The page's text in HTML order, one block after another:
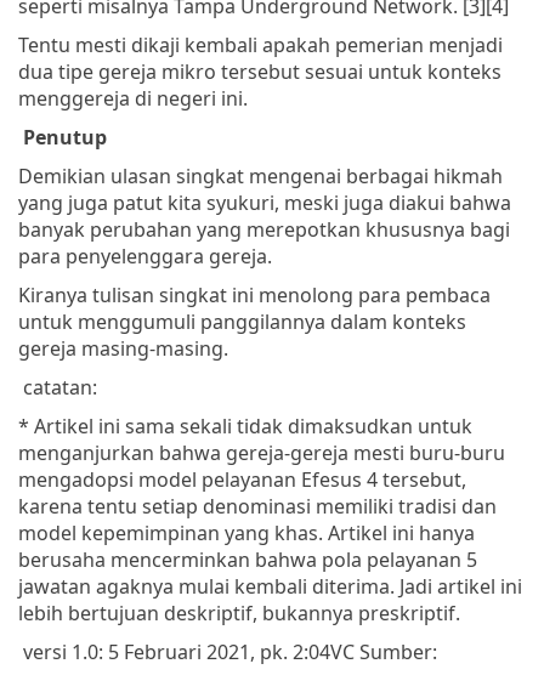
seperti misalnya Tampa Underground Network. [3][4]
Tentu mesti dikaji kembali apakah pemerian menjadi
dua tipe gereja mikro tersebut sesuai untuk konteks
menggereja di negeri ini.
Penutup
Demikian ulasan singkat mengenai berbagai hikmah
yang juga patut kita syukuri, meski juga diakui bahwa
banyak perubahan yang merepotkan khususnya bagi
para penyelenggara gereja.
Kiranya tulisan singkat ini menolong para pembaca
untuk menggumuli panggilannya dalam konteks
gereja masing-masing.
catatan:
* Artikel ini sama sekali tidak dimaksudkan untuk
menganjurkan bahwa gereja-gereja mesti buru-buru
mengadopsi model pelayanan Efesus 4 tersebut,
karena tentu setiap denominasi memiliki tradisi dan
model kepemimpinan yang khas. Artikel ini hanya
berusaha mencerminkan bahwa pola pelayanan 5
jawatan agaknya mulai kembali diterima. Jadi artikel ini
lebih bertujuan deskriptif, bukannya preskriptif.
versi 1.0: 5 Februari 2021, pk. 2:04VCSumber: